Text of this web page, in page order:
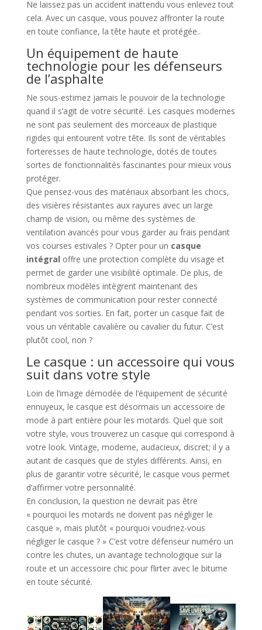
Ne laissez pas un accident inattendu vous enlevez tout
cela. Avec un casque, vous pouvez affronter la route
en toute confiance, la tête haute et protégée..
Un équipement de haute
technologie pour les défenseurs
de l’asphalte
Ne sous-estimez jamais le pouvoir de la technologie
quand il s’agit de votre sécurité. Les casques modernes
ne sont pas seulement des morceaux de plastique
rigides qui entourent votre tête. Ils sont de véritables
forteresses de haute technologie, dotés de toutes
sortes de fonctionnalités fascinantes pour mieux vous
protéger.
Que pensez-vous des matériaux absorbant les chocs,
des visières résistantes aux rayures avec un large
champ de vision, ou même des systèmes de
ventilation avancés pour vous garder au frais pendant
vos courses estivales ? Opter pour un casque
intégral offre une protection complète du visage et
permet de garder une visibilité optimale. De plus, de
nombreux modèles intègrent maintenant des
systèmes de communication pour rester connecté
pendant vos sorties. En fait, porter un casque fait de
vous un véritable cavalière ou cavalier du futur. C’est
plutôt cool, non ?
Le casque : un accessoire qui vous
suit dans votre style
Loin de l’image démodée de l’équipement de sécurité
ennuyeux, le casque est désormais un accessoire de
mode à part entière pour les motards. Quel que soit
votre style, vous trouverez un casque qui correspond à
votre look. Vintage, moderne, audacieux, discret; il y a
autant de casques que de styles différents. Ainsi, en
plus de garantir votre sécurité, le casque vous permet
d’affirmer votre personnalité.
En conclusion, la question ne devrait pas être
« pourquoi les motards ne doivent pas négliger le
casque », mais plutôt « pourquoi voudriez-vous
négliger le casque ? » C’est votre défenseur numéro un
contre les chutes, un avantage technologique sur la
route et un accessoire chic pour flirter avec le bitume
en toute sécurité.